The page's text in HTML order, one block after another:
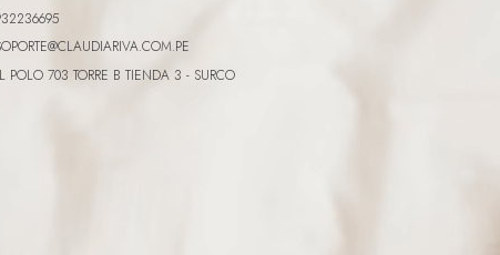
POLO 703 TORRE B TIENDA 3 - SURCO